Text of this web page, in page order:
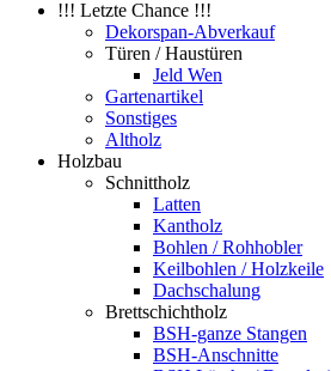
!!! Letzte Chance !!!
Dekorspan-Abverkauf
Türen / Haustüren
Jeld Wen
Gartenartikel
Sonstiges
Altholz
Holzbau
Schnittholz
Latten
Kantholz
Bohlen / Rohhobler
Keilbohlen / Holzkeile
Dachschalung
Brettschichtholz
BSH-ganze Stangen
BSH-Anschnitte